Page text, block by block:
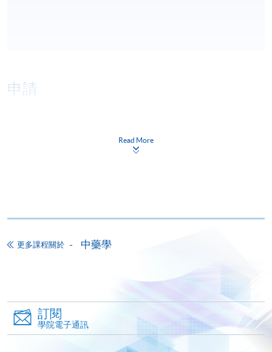
申請
務，申請人可通過網上申請個別學歷頒授課程和報讀
申請人可在網上使用「繳費靈」(PPS) (不適用於手
機)、VISA 或 Mastercard。除上述支付方式之外，如就
讀學歷頒授課程設有網上服務，在學學員亦可以「微
信支付」(Online WeChat Pay) 、「支付寶」(Online
Alipay) 或 「轉數快」(FPS) 繳付學費。
Read More
更多課程關於 中藥學
訂閱
學院電子通訊